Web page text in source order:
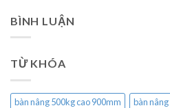
BÌNH LUẬN
TỪ KHÓA
bàn nâng 500kg cao 900mm bàn